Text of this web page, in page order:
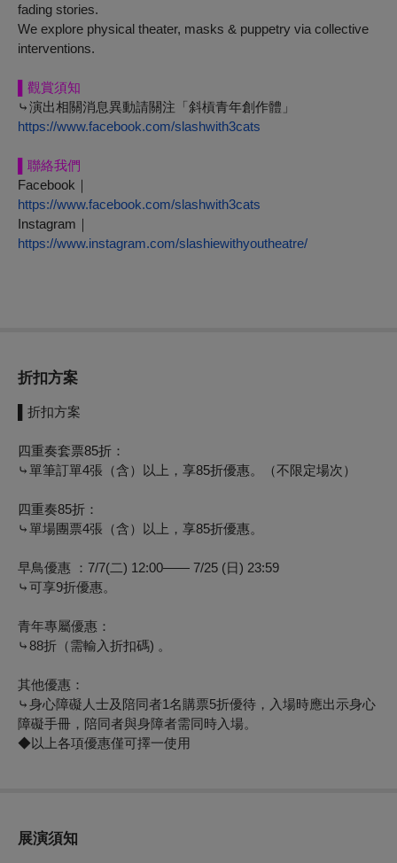
fading stories.
We explore physical theater, masks & puppetry via collective
interventions.
觀賞須知
⤷演出相關消息異動請關注「斜槓青年創作體」
https://www.facebook.com/slashwith3cats
聯絡我們
Facebook｜
https://www.facebook.com/slashwith3cats
Instagram｜
https://www.instagram.com/slashiewithyoutheatre/
折扣方案
折扣方案
四重奏套票85折：
⤷單筆訂單4張（含）以上， 享85折優惠。（不限定場次）
四重奏85折：
⤷單場團票4張（含）以上， 享85折優惠。
早鳥優惠 ：7/7(二) 12:00—— 7/25 (日) 23:59
⤷可享9折優惠。
青年專屬優惠 ：
⤷88折（需輸入折扣碼) 。
其他優惠 ：
⤷身心障礙人士及陪同者1名購票5折優待，入場時應出示身心
障礙手冊，陪同者與身障者需同時入場。
◆以上各項優惠僅可擇一使用
展演須知